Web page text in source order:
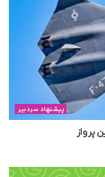
پیشنهاد سردبیر